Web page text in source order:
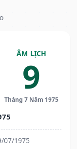
ÂM LỊCH
9
Tháng 7 Năm 1975
07/1975